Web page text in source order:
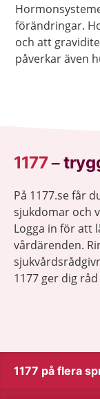
förändringar.
och att
påverkar även
1177–
På 1177.se får
sjukdomar och
Logga in för att
vårdärenden.
1177 ger dig
1177 på flera